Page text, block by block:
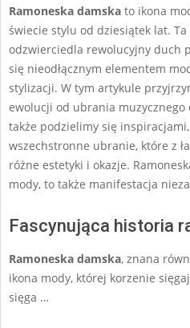
Ramoneska damska to ikona
świecie stylu od dziesiątek lat.
odzwierciedla rewolucyjny duch
się nieodłącznym elementem
stylizacji. W tym artykule
ewolucji od ubrania
także podzielimy się
wszechstronne ubranie, które z
różne estetyki i okazje.
mody, to także manifestacja
Fascynująca historia
Ramoneska damska, znana
ikona mody, której korzenie
sięga …